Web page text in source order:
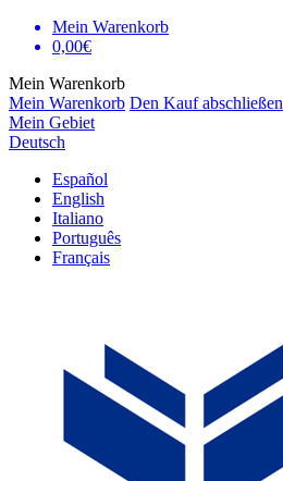
Mein Warenkorb
0,00€
Mein Warenkorb
Mein Warenkorb Den Kauf abschließen
Mein Gebiet
Deutsch
Español
English
Italiano
Português
Français